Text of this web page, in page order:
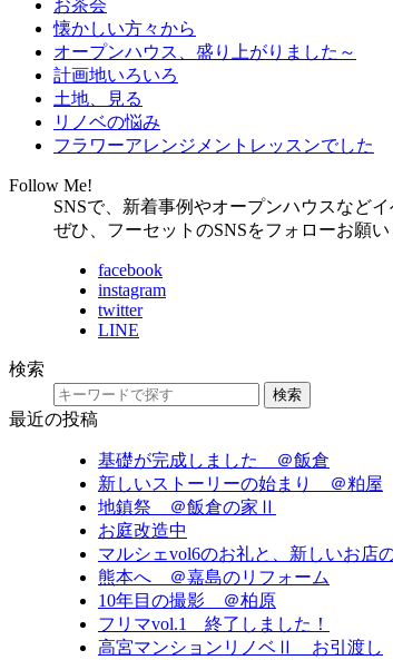
お茶会
懐かしい方々から
オープンハウス、盛り上がりました～
計画地いろいろ
土地、見る
リノベの悩み
フラワーアレンジメントレッスンでした
Follow Me!
SNSで、新着事例やオープンハウスなど
ぜひ、フーセットのSNSをフォローお願い
facebook
instagram
twitter
LINE
検索
検索
最近の投稿
基礎が完成しました ＠飯倉
新しいストーリーの始まり ＠粕屋
地鎮祭 ＠飯倉の家Ⅱ
お庭改造中
マルシェvol6のお礼と、新しいお店
熊本へ ＠嘉島のリフォーム
10年目の撮影 ＠柏原
フリマvol.1 終了しました！
高宮マンションリノベⅡ お引渡し